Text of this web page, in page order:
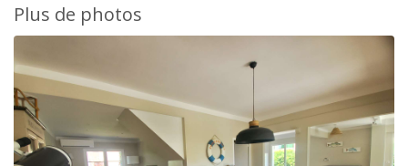
Plus de photos